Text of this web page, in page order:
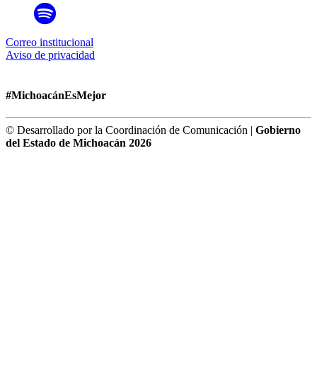
Correo institucional
Aviso de privacidad
#MichoacánEsMejor
© Desarrollado por la Coordinación de Comunicación | Gobierno
del Estado de Michoacán 2026